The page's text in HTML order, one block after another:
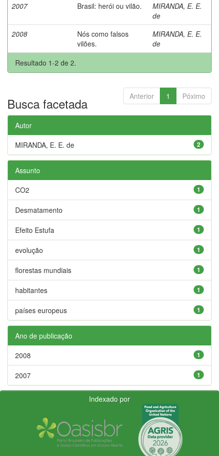
2007 Brasil: herói ou vilão.
MIRANDA, E. E.
de
2008
Nós como falsos
vilões.
MIRANDA, E. E.
de
Resultado 1-2 de 2.
Anterior 1 Póximo
Busca facetada
Autor
2
MIRANDA, E. E. de
Assunto
1
CO2
1
Desmatamento
1
Efeito Estufa
1
evolução
1
florestas mundiais
1
habitantes
1
países europeus
Ano de publicação
1
2008
1
2007
Indexado por